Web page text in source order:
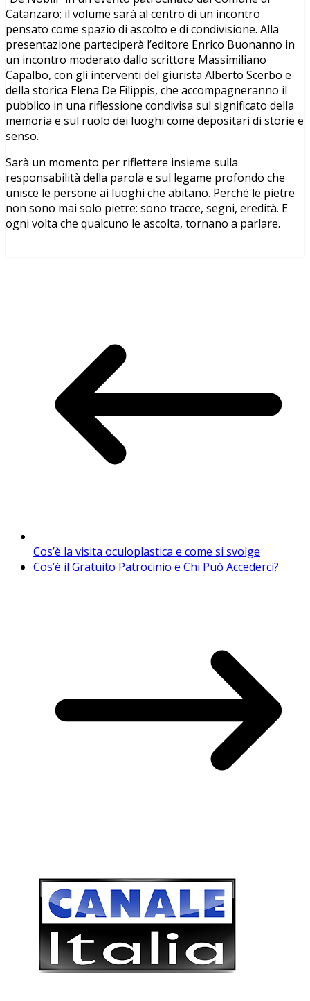
Catanzaro; il volume sarà al centro di un incontro
pensato come spazio di ascolto e di condivisione. Alla
presentazione parteciperà l’editore Enrico Buonanno in
un incontro moderato dallo scrittore Massimiliano
Capalbo, con gli interventi del giurista Alberto Scerbo e
della storica Elena De Filippis, che accompagneranno il
pubblico in una riflessione condivisa sul significato della
memoria e sul ruolo dei luoghi come depositari di storie e
senso.
Sarà un momento per riflettere insieme sulla
responsabilità della parola e sul legame profondo che
unisce le persone ai luoghi che abitano. Perché le pietre
non sono mai solo pietre: sono tracce, segni, eredità. E
ogni volta che qualcuno le ascolta, tornano a parlare.
Cos’è la visita oculoplastica e come si svolge
Cos’è il Gratuito Patrocinio e Chi Può Accederci?